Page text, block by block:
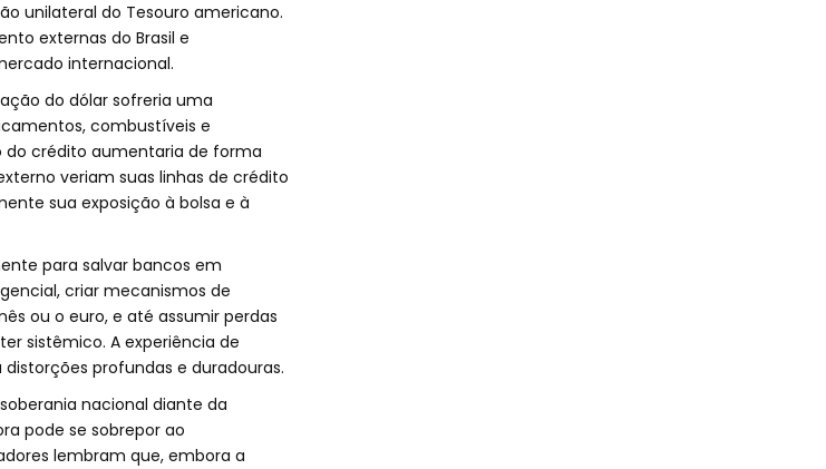
unilateral do Tesouro americano.
externas do Brasil e
internacional.
do dólar sofreria uma
combustíveis e
do crédito aumentaria de forma
veriam suas linhas de crédito
sua exposição à bolsa e à
para salvar bancos em
criar mecanismos de
ou o euro, e até assumir perdas
sistêmico. A experiência de
profundas e duradouras.
nacional diante da
pode se sobrepor ao
lembram que, embora a